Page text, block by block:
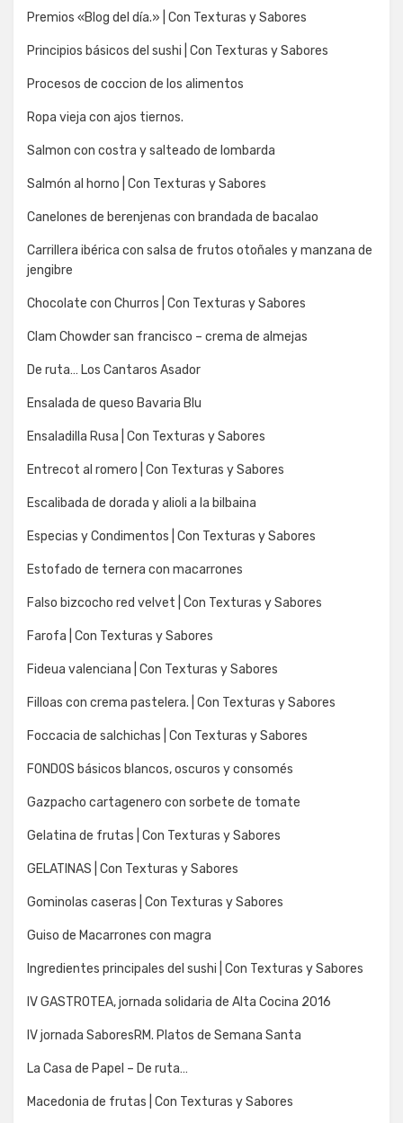
Premios «Blog del día.» | Con Texturas y Sabores
Principios básicos del sushi | Con Texturas y Sabores
Procesos de coccion de los alimentos
Ropa vieja con ajos tiernos.
Salmon con costra y salteado de lombarda
Salmón al horno | Con Texturas y Sabores
Canelones de berenjenas con brandada de bacalao
Carrillera ibérica con salsa de frutos otoñales y manzana de
jengibre
Chocolate con Churros | Con Texturas y Sabores
Clam Chowder san francisco – crema de almejas
De ruta… Los Cantaros Asador
Ensalada de queso Bavaria Blu
Ensaladilla Rusa | Con Texturas y Sabores
Entrecot al romero | Con Texturas y Sabores
Escalibada de dorada y alioli a la bilbaina
Especias y Condimentos | Con Texturas y Sabores
Estofado de ternera con macarrones
Falso bizcocho red velvet | Con Texturas y Sabores
Farofa | Con Texturas y Sabores
Fideua valenciana | Con Texturas y Sabores
Filloas con crema pastelera. | Con Texturas y Sabores
Foccacia de salchichas | Con Texturas y Sabores
FONDOS básicos blancos, oscuros y consomés
Gazpacho cartagenero con sorbete de tomate
Gelatina de frutas | Con Texturas y Sabores
GELATINAS | Con Texturas y Sabores
Gominolas caseras | Con Texturas y Sabores
Guiso de Macarrones con magra
Ingredientes principales del sushi | Con Texturas y Sabores
IV GASTROTEA, jornada solidaria de Alta Cocina 2016
IV jornada SaboresRM. Platos de Semana Santa
La Casa de Papel – De ruta…
Macedonia de frutas | Con Texturas y Sabores